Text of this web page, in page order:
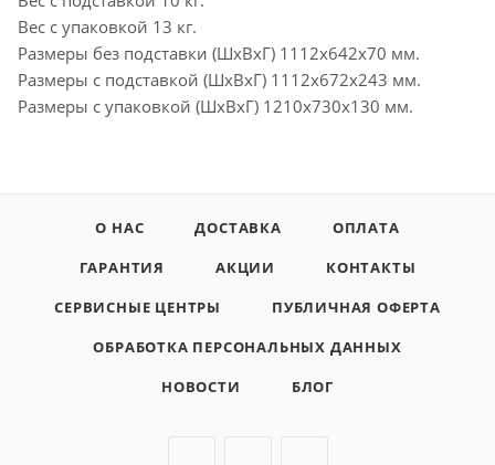
Вес с упаковкой 13 кг.
Размеры без подставки (ШхВхГ) 1112x642x70 мм.
Размеры c подставкой (ШхВхГ) 1112x672x243 мм.
Размеры с упаковкой (ШхВхГ) 1210x730x130 мм.
О НАС ДОСТАВКА
ОПЛАТА
ГАРАНТИЯ
АКЦИИ
КОНТАКТЫ
СЕРВИСНЫЕ ЦЕНТРЫ
ПУБЛИЧНАЯ ОФЕРТА
ОБРАБОТКА ПЕРСОНАЛЬНЫХ ДАННЫХ
НОВОСТИ
БЛОГ